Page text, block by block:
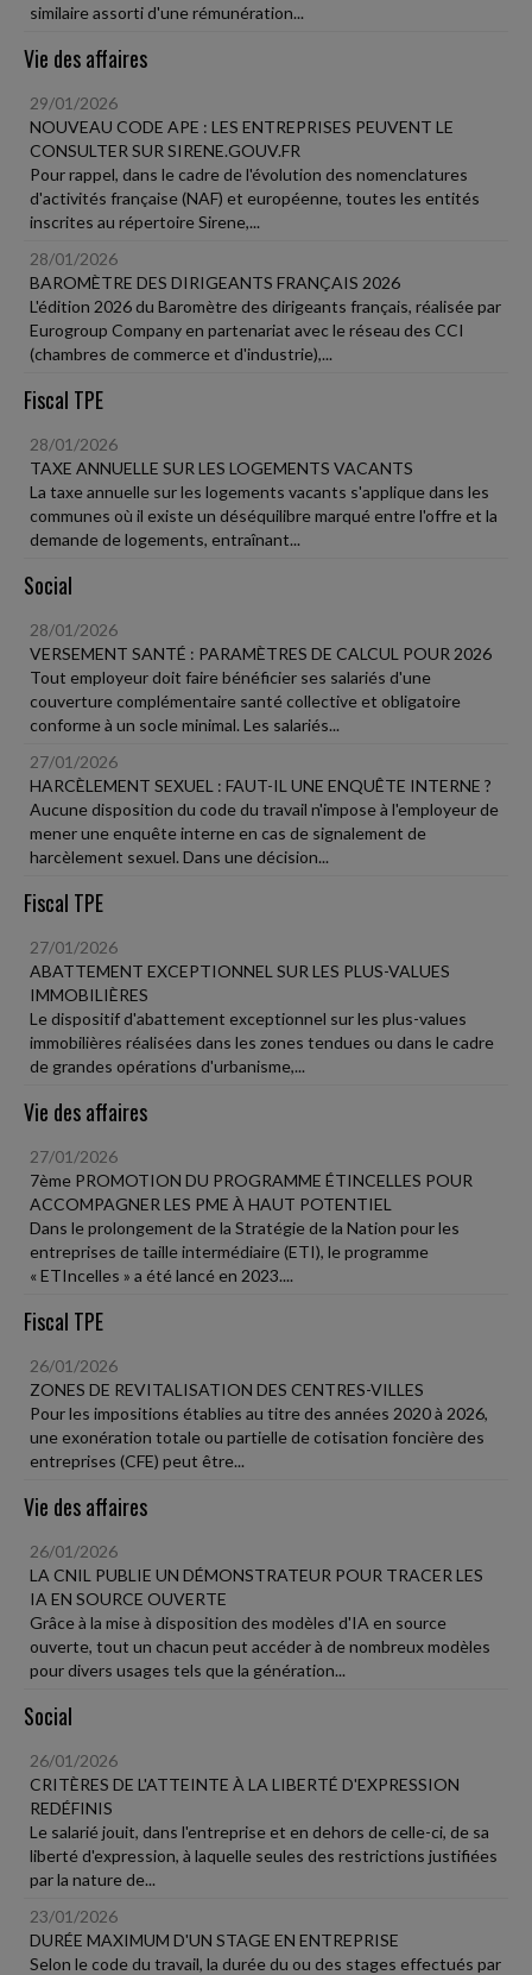
similaire assorti d'une rémunération...
Vie des affaires
29/01/2026
NOUVEAU CODE APE : LES ENTREPRISES PEUVENT LE
CONSULTER SUR SIRENE.GOUV.FR
Pour rappel, dans le cadre de l'évolution des nomenclatures
d'activités française (NAF) et européenne, toutes les entités
inscrites au répertoire Sirene,...
28/01/2026
BAROMÈTRE DES DIRIGEANTS FRANÇAIS 2026
L'édition 2026 du Baromètre des dirigeants français, réalisée par
Eurogroup Company en partenariat avec le réseau des CCI
(chambres de commerce et d'industrie),...
Fiscal TPE
28/01/2026
TAXE ANNUELLE SUR LES LOGEMENTS VACANTS
La taxe annuelle sur les logements vacants s'applique dans les
communes où il existe un déséquilibre marqué entre l'offre et la
demande de logements, entraînant...
Social
28/01/2026
VERSEMENT SANTÉ : PARAMÈTRES DE CALCUL POUR 2026
Tout employeur doit faire bénéficier ses salariés d'une
couverture complémentaire santé collective et obligatoire
conforme à un socle minimal. Les salariés...
27/01/2026
HARCÈLEMENT SEXUEL : FAUT-IL UNE ENQUÊTE INTERNE ?
Aucune disposition du code du travail n'impose à l'employeur de
mener une enquête interne en cas de signalement de
harcèlement sexuel. Dans une décision...
Fiscal TPE
27/01/2026
ABATTEMENT EXCEPTIONNEL SUR LES PLUS-VALUES
IMMOBILIÈRES
Le dispositif d'abattement exceptionnel sur les plus-values
immobilières réalisées dans les zones tendues ou dans le cadre
de grandes opérations d'urbanisme,...
Vie des affaires
27/01/2026
7ème PROMOTION DU PROGRAMME ÉTINCELLES POUR
ACCOMPAGNER LES PME À HAUT POTENTIEL
Dans le prolongement de la Stratégie de la Nation pour les
entreprises de taille intermédiaire (ETI), le programme
« ETIncelles » a été lancé en 2023....
Fiscal TPE
26/01/2026
ZONES DE REVITALISATION DES CENTRES-VILLES
Pour les impositions établies au titre des années 2020 à 2026,
une exonération totale ou partielle de cotisation foncière des
entreprises (CFE) peut être...
Vie des affaires
26/01/2026
LA CNIL PUBLIE UN DÉMONSTRATEUR POUR TRACER LES
IA EN SOURCE OUVERTE
Grâce à la mise à disposition des modèles d'IA en source
ouverte, tout un chacun peut accéder à de nombreux modèles
pour divers usages tels que la génération...
Social
26/01/2026
CRITÈRES DE L'ATTEINTE À LA LIBERTÉ D'EXPRESSION
REDÉFINIS
Le salarié jouit, dans l'entreprise et en dehors de celle-ci, de sa
liberté d'expression, à laquelle seules des restrictions justifiées
par la nature de...
23/01/2026
DURÉE MAXIMUM D'UN STAGE EN ENTREPRISE
Selon le code du travail, la durée du ou des stages effectués par